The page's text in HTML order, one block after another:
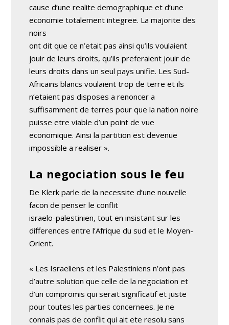
cause d’une realite demographique et d’une
economie totalement integree. La majorite des
noirs
ont dit que ce n’etait pas ainsi qu’ils voulaient
jouir de leurs droits, qu’ils preferaient jouir de
leurs droits dans un seul pays unifie. Les Sud-
Africains blancs voulaient trop de terre et ils
n’etaient pas disposes a renoncer a
suffisamment de terres pour que la nation noire
puisse etre viable d’un point de vue
economique. Ainsi la partition est devenue
impossible a realiser ».
La negociation sous le feu
De Klerk parle de la necessite d’une nouvelle
facon de penser le conflit
israelo-palestinien, tout en insistant sur les
differences entre l’Afrique du sud et le Moyen-
Orient.
« Les Israeliens et les Palestiniens n’ont pas
d’autre solution que celle de la negociation et
d’un compromis qui serait significatif et juste
pour toutes les parties concernees. Je ne
connais pas de conflit qui ait ete resolu sans